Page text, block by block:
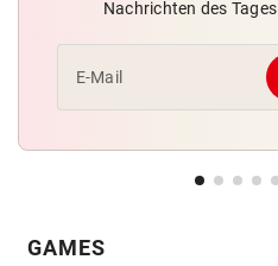
Nachrichten des Tages
E-Mail
GAMES